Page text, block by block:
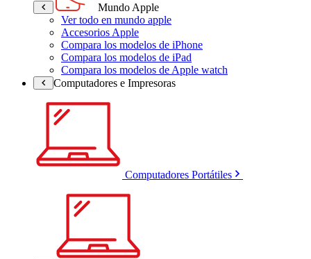
Mundo Apple
Ver todo en mundo apple
Accesorios Apple
Compara los modelos de iPhone
Compara los modelos de iPad
Compara los modelos de Apple watch
Computadores e Impresoras
Computadores Portátiles